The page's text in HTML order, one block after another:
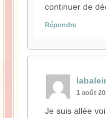
continuer de
Répondre
1 août
Je suis allée